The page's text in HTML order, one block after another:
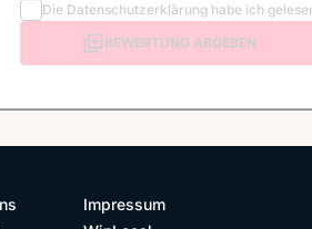
Die Datenschutzerklärung habe ich
BEWERTUNG ABGEBEN
Impressum